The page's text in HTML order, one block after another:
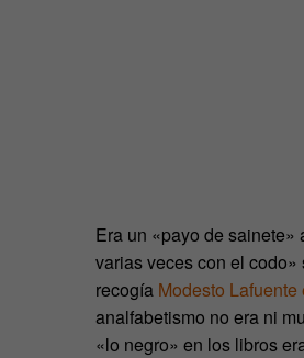
Era un «payo de sainete»
varias veces con el
recogía Modesto
analfabetismo no era ni
«lo negro» en los libros